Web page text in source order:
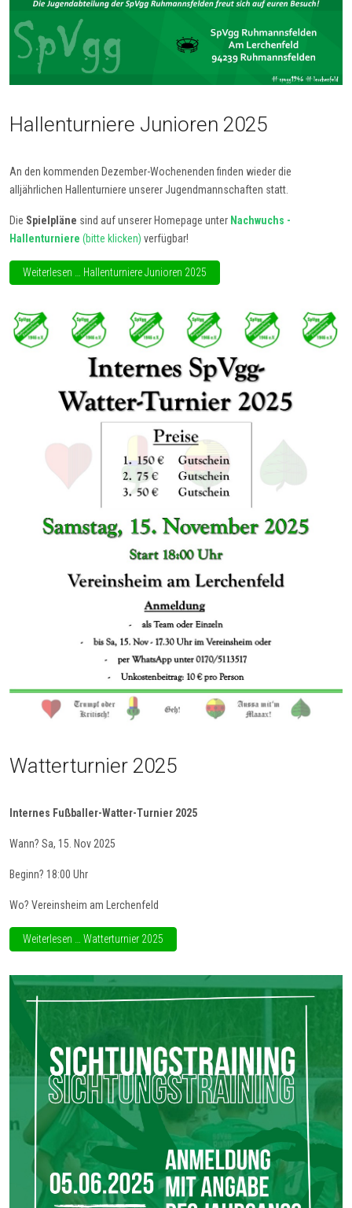
Hallenturniere Junioren 2025
An den kommenden Dezember-Wochenenden finden wieder die
alljährlichen Hallenturniere unserer Jugendmannschaften statt.
Die Spielpläne sind auf unserer Homepage unter Nachwuchs -
Hallenturniere (bitte klicken) verfügbar!
Weiterlesen … Hallenturniere Junioren 2025
Watterturnier 2025
Internes Fußballer-Watter-Turnier 2025
Wann? Sa, 15. Nov 2025
Beginn? 18:00 Uhr
Wo? Vereinsheim am Lerchenfeld
Weiterlesen … Watterturnier 2025